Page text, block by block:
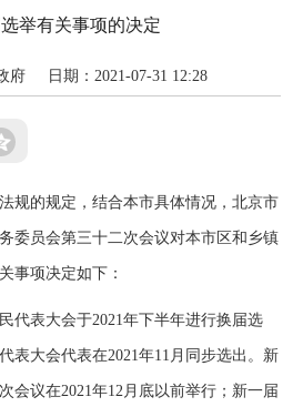
举有关事项的决定
府 日期：2021-07-31 12:28
的规定，结合本市具体情况，北京市
委员会第三十二次会议对本市区和乡镇
事项决定如下：
表大会于2021年下半年进行换届选
表大会代表在2021年11月同步选出。新
会议在2021年12月底以前举行；新一届